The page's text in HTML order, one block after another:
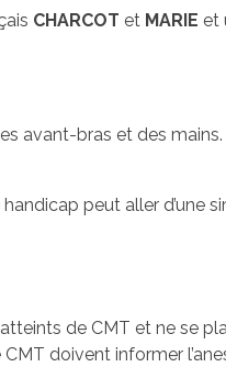
CHARCOT et MARIE et
avant-bras et des
peut aller d’une
de CMT et ne se
doivent informer